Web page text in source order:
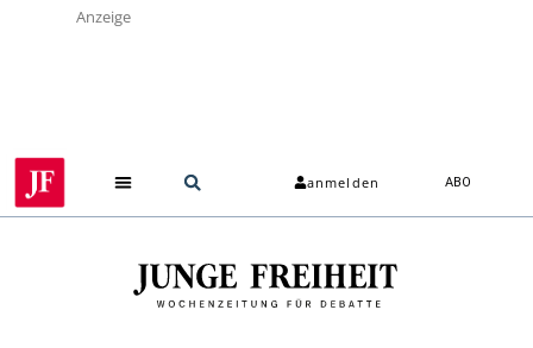
Anzeige
anmelden ABO